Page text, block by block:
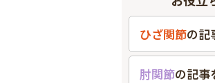
ひざ関節の記
肘関節の記事